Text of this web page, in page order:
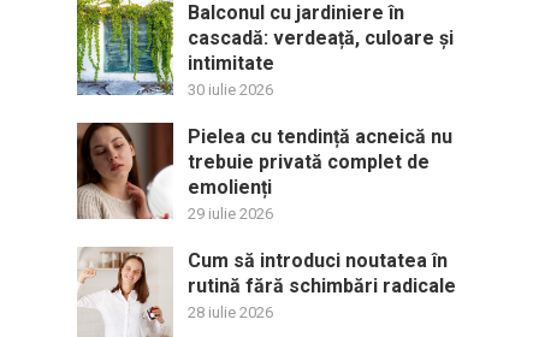
Balconul cu jardiniere în
cascadă: verdeață, culoare și
intimitate
30 iulie 2026
Pielea cu tendință acneică nu
trebuie privată complet de
emolienți
29 iulie 2026
Cum să introduci noutatea în
rutină fără schimbări radicale
28 iulie 2026